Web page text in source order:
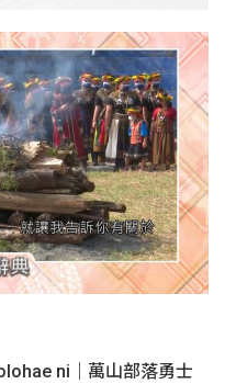
ni｜萬山部落勇士